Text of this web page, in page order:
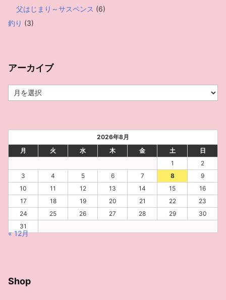
父はじまり～サスペンス (6)
釣り (3)
アーカイブ
ー
ブ
2026年8月
月
火 水 木 金 土
日
1
2
3
4 5 6 7 8
9
10
11 12 13 14 15
16
17
18 19 20 21 22
23
24
25 26 27 28 29
30
31
« 12月
Shop